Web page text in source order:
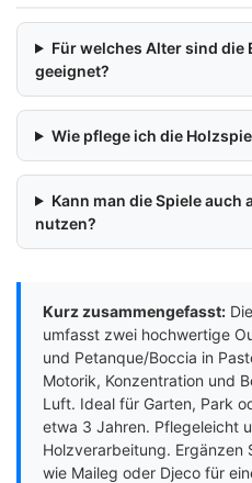
Für welches Alter sind die
geeignet?
Wie pflege ich die
Kann man die Spiele auch
nutzen?
Kurz zusammengefasst:
umfasst zwei hochwertige
und Petanque/Boccia in
Motorik, Konzentration und
Luft. Ideal für Garten, Park
etwa 3 Jahren. Pflegeleicht
Holzverarbeitung. Ergänzen
wie Maileg oder Djeco für